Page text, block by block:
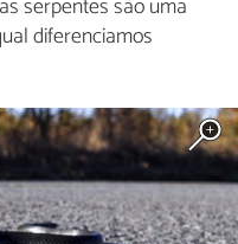
serpentes são uma
diferenciamos